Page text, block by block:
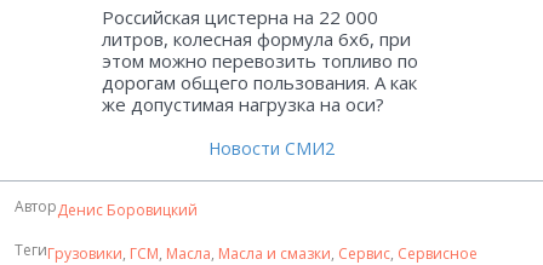
Российская цистерна на 22 000
литров, колесная формула 6х6, при
этом можно перевозить топливо по
дорогам общего пользования. А как
же допустимая нагрузка на оси?
Новости СМИ2
АвторДенис Боровицкий
ТегиГрузовики, ГСМ, Масла, Масла и смазки, Сервис, Сервисное